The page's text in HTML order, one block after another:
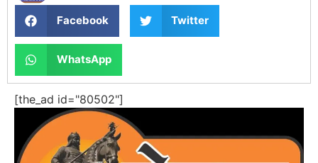
Facebook Twitter
WhatsApp
[the_ad id="80502"]